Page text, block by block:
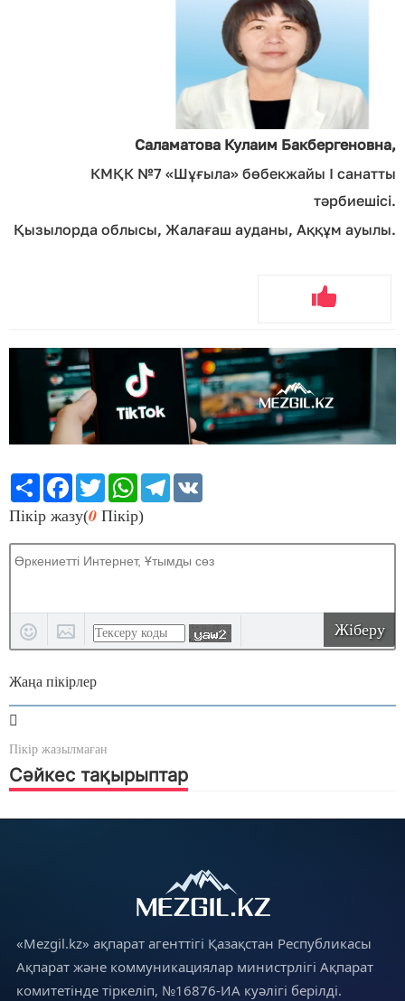
Саламатова Кулаим Бакбергеновна,
КМҚК №7 «Шұғыла» бөбекжайы I санатты
тәрбиешісі.
Қызылорда облысы, Жалағаш ауданы, Аққұм ауылы.
Share Facebook
TwitterWhatsApp
Telegram
Пікір жазу(0 Пікір)
Жіберу
Жаңа пікірлер
Пікір жазылмаған
Сәйкес тақырыптар
«Mezgil.kz» ақпарат агенттігі Қазақстан Республикасы
Ақпарат және коммуникациялар министрлігі Ақпарат
комитетінде тіркеліп, №16876-ИА куәлігі берілді.